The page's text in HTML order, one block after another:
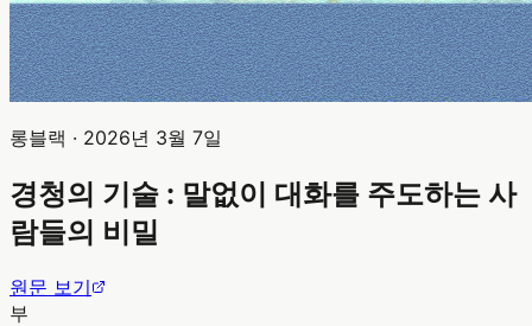
롱블랙 · 2026년 3월 7일
경청의 기술 : 말없이 대화를 주도하는 사
람들의 비밀
원문 보기
부